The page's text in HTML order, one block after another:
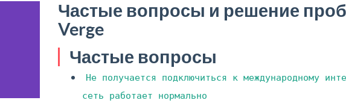
Частые вопросы и решение
Verge
Частые вопросы
Не получается подключиться к международному
сеть работает нормально